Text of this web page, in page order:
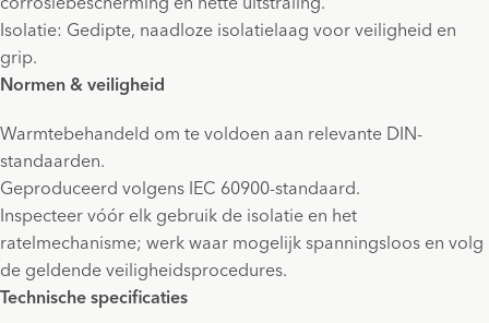
Isolatie: Gedipte, naadloze isolatielaag voor veiligheid en
grip.
Normen & veiligheid
Warmtebehandeld om te voldoen aan relevante DIN-
standaarden.
Geproduceerd volgens IEC 60900-standaard.
Inspecteer vóór elk gebruik de isolatie en het
ratelmechanisme; werk waar mogelijk spanningsloos en volg
de geldende veiligheidsprocedures.
Technische specificaties